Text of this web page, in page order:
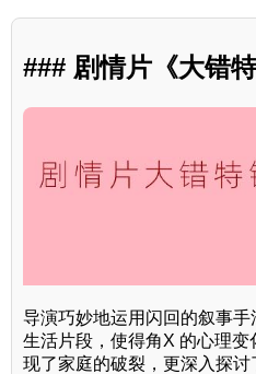
### 剧情片《大错
导演巧妙地运用闪回的叙事
生活片段，使得角X 的心理
现了家庭的破裂，更深入探